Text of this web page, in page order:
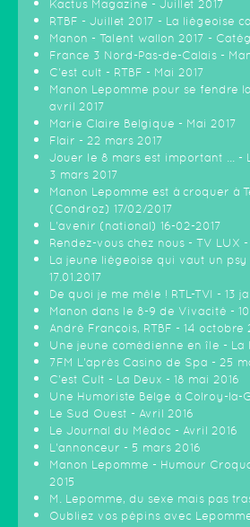
Kactus Magazine - Juillet 2017
RTBF - Juillet 2017 - La liègeoise
Manon - Talent wallon 2017 -
France 3 Nord-Pas-de-Calais -
C'est cult - RTBF - Mai 2017
Manon Lepomme pour se fendre
avril 2017
Marie Claire Belgique - Mai 2017
Flair - 22 mars 2017
Jouer le 8 mars est important ... -
3 mars 2017
Manon Lepomme est à croquer à
(Condroz) 17/02/2017
L'avenir (national) 16-02-2017
Rendez-vous chez nous - TV LUX -
La jeune liégeoise qui vaut un psy
17.01.2017
De quoi je me mêle ! RTL-TVI - 13
Manon dans le 8-9 de Vivacité -
André François, RTBF - 14 octobre
Une jeune comédienne en île - La
7FM L'après Casino de Spa - 25
C'est Cult - La Deux - 18 mai 2016
Une Humoriste Belge à Colroy-la-
Le Sud Ouest - Avril 2016
Le Journal du Médoc - Avril 2016
L'annonceur - 5 mars 2016
Manon Lepomme - Humour
2015
M. Lepomme, du sexe mais pas
Oubliez vos pépins avec